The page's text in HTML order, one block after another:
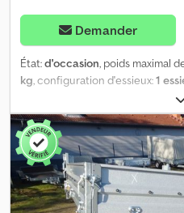
Demander
État:d'occasion, poids maximal
kg, configuration d'essieux:1
, longueur de l'espace
de l’espace de chargement:1
chargement:330 mm, largeur
870 mm, A62 GW26RGA30254,
WSE01AKC7, PTAC 750 kg, 100
plus encore. Véhicule non
vente préalable. Dcodpoyqdrkofx